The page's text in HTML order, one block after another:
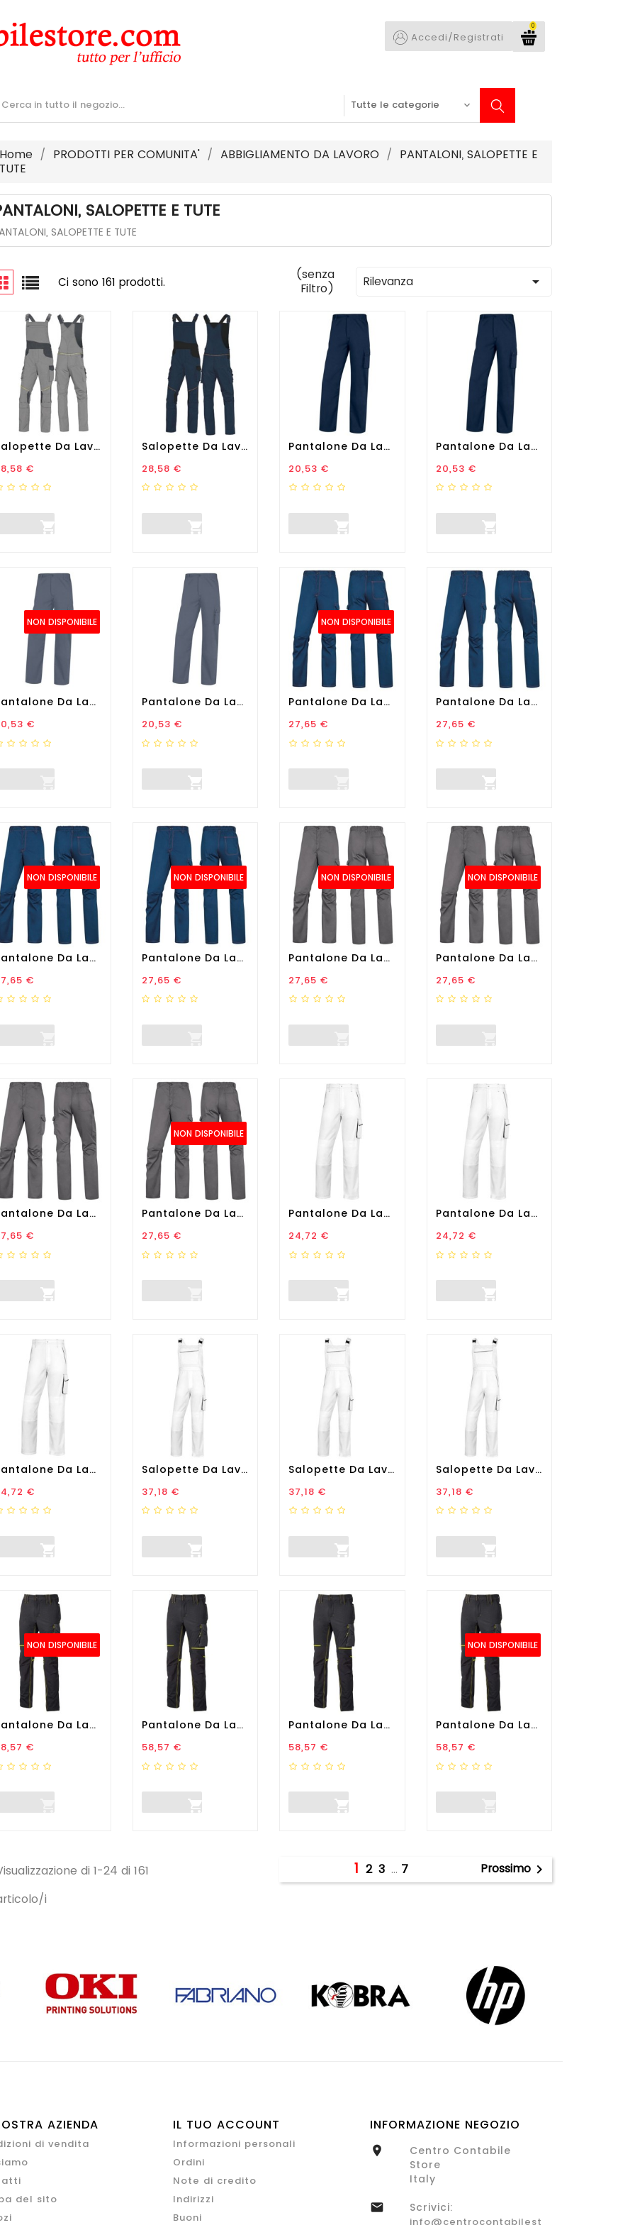
0
Accedi/Registrati
PRODOTTI PER COMUNITA' ABBIGLIAMENTO DA LAVORO
PANTALONI, SALOPETTE E
SALOPETTE E TUTE
SALOPETTE E TUTE
Ci sono 161 prodotti.
(senza
Filtro)
Rilevanza 
Salopette Da Lavoro Mach 2...
€

Salopette Da Lavoro Mach 2...
Prezzo
28,58 €

Pantalone Da Lavoro Palaos...
Prezzo
20,53 €

Pantalone Da Lavoro Palaos...
Prezzo
20,53 €

NON DISPONIBILE
Pantalone Da Lavoro Palaos...
€
Pantalone Da Lavoro Palaos...
Prezzo
20,53 €

NON DISPONIBILE
Pantalone Da Lavoro...
Prezzo
27,65 €
Pantalone Da Lavoro...
Prezzo
27,65 €

NON DISPONIBILE
Pantalone Da Lavoro...
€
NON DISPONIBILE
Pantalone Da Lavoro...
Prezzo
27,65 €
NON DISPONIBILE
Pantalone Da Lavoro...
Prezzo
27,65 €
NON DISPONIBILE
Pantalone Da Lavoro...
Prezzo
27,65 €
Pantalone Da Lavoro...
€

NON DISPONIBILE
Pantalone Da Lavoro...
Prezzo
27,65 €
Pantalone Da Lavoro...
Prezzo
24,72 €

Pantalone Da Lavoro...
Prezzo
24,72 €

Pantalone Da Lavoro...
€

Salopette Da Lavoro...
Prezzo
37,18 €

Salopette Da Lavoro...
Prezzo
37,18 €

Salopette Da Lavoro...
Prezzo
37,18 €

NON DISPONIBILE
Pantalone Da Lavoro World -...
€
Pantalone Da Lavoro World -...
Prezzo
58,57 €

Pantalone Da Lavoro World -...
Prezzo
58,57 €

NON DISPONIBILE
Pantalone Da Lavoro World -...
Prezzo
58,57 €
di 1-24 di 161
i
123 … 7 Prossimo
AZIENDA
di vendita
del sito
IL TUO ACCOUNT
Informazioni personali
Ordini
Note di credito
Indirizzi
Buoni
INFORMAZIONE NEGOZIO

Centro Contabile
Store
Italy
 Scrivici:
info@centrocontabilestore.com